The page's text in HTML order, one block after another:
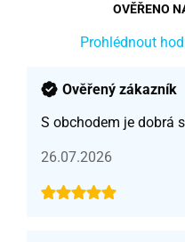
OVĚŘENO
Prohlédnout
Ověřený zákazník
S obchodem je dobrá
26.07.2026